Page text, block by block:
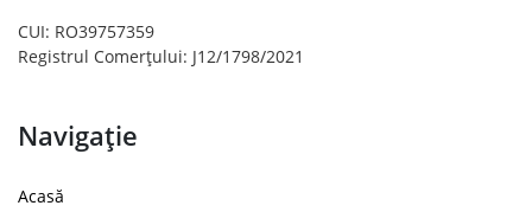
CUI: RO39757359
Registrul Comerțului: J12/1798/2021
Navigație
Acasă